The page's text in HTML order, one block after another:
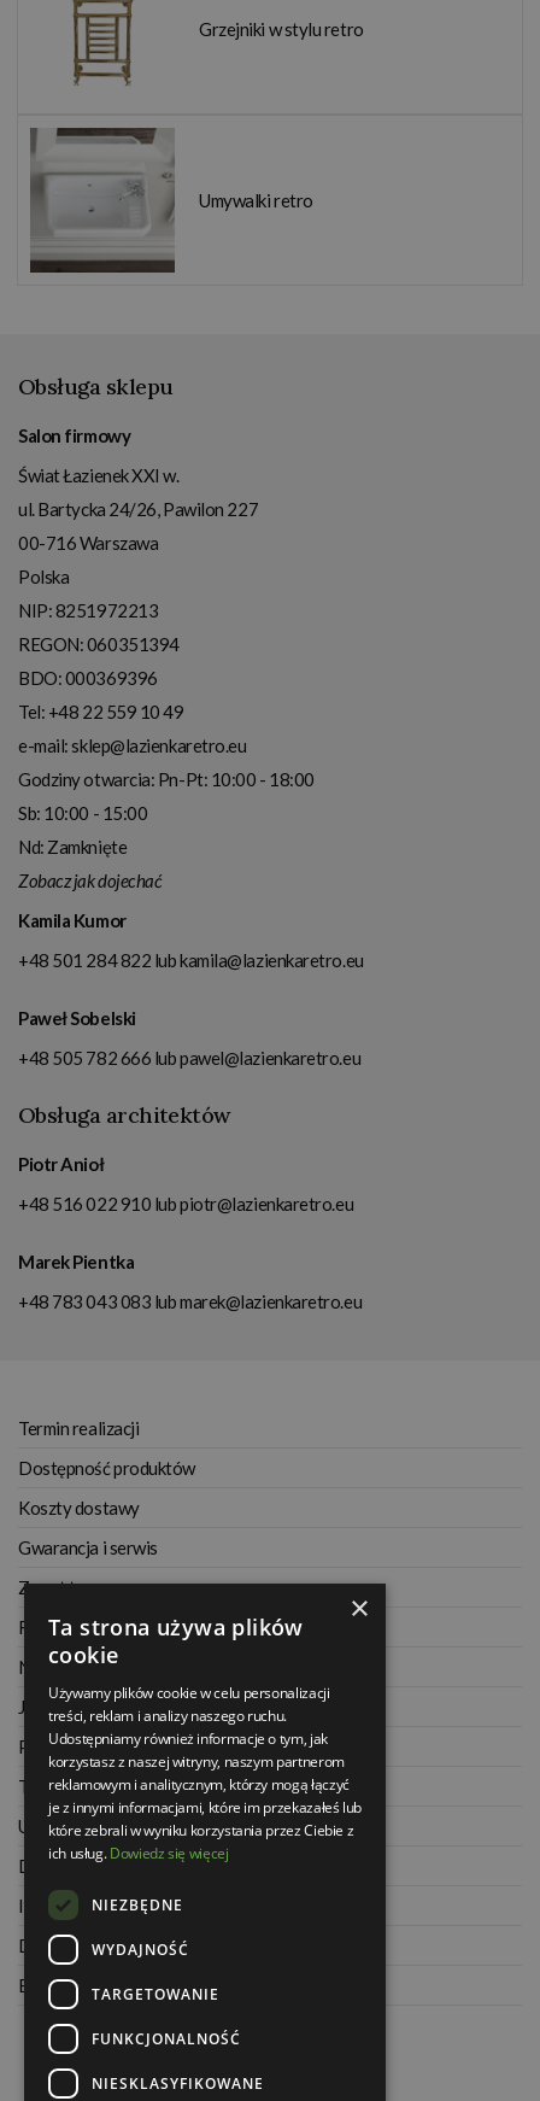
Grzejniki w stylu retro
Umywalki retro
Obsługa sklepu
Salon firmowy
Świat Łazienek XXI w.
ul. Bartycka 24/26, Pawilon 227
00-716Warszawa
Polska
NIP:8251972213
REGON: 060351394
BDO: 000369396
Tel: +48 22 559 10 49
e-mail:sklep@lazienkaretro.eu
Godziny otwarcia: Pn-Pt: 10:00 - 18:00
Sb: 10:00 - 15:00
Nd: Zamknięte
Zobacz jak dojechać
Kamila Kumor
+48 501 284 822 lubkamila@lazienkaretro.eu
Paweł Sobelski
+48 505 782 666 lubpawel@lazienkaretro.eu
Obsługa architektów
Piotr Anioł
+48 516 022 910 lubpiotr@lazienkaretro.eu
Marek Pientka
+48 783 043 083 lubmarek@lazienkaretro.eu
Termin realizacji
Dostępność produktów
Koszty dostawy
Gwarancja i serwis
Zwrot towaru
Regulamin
Najczęściej zadawane pytania
Jak kupować na raty
Polityka prywatności
Twoje zamówienia
Ustawienia konta
Dane kontaktowe
Informacje o firmie
Dla architektów
Blog
×
Ta strona używa plików
cookie
Używamy plików cookie w celu personalizacji
treści, reklam i analizy naszego ruchu.
Udostępniamy również informacje o tym, jak
korzystasz z naszej witryny, naszym partnerom
reklamowym i analitycznym, którzy mogą łączyć
je z innymi informacjami, które im przekazałeś lub
które zebrali w wyniku korzystania przez Ciebie z
ich usług.Dowiedz się więcej
NIEZBĘDNE
WYDAJNOŚĆ
TARGETOWANIE
FUNKCJONALNOŚĆ
NIESKLASYFIKOWANE